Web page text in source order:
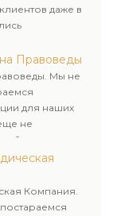
даже в
Правоведы
Мы не
для наших
не
компании.
Компания.